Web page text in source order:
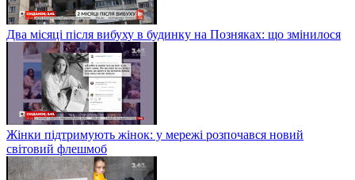
Два місяці після вибуху в будинку на Позняках: що змінилося
Жінки підтримують жінок: у мережі розпочався новий
світовий флешмоб